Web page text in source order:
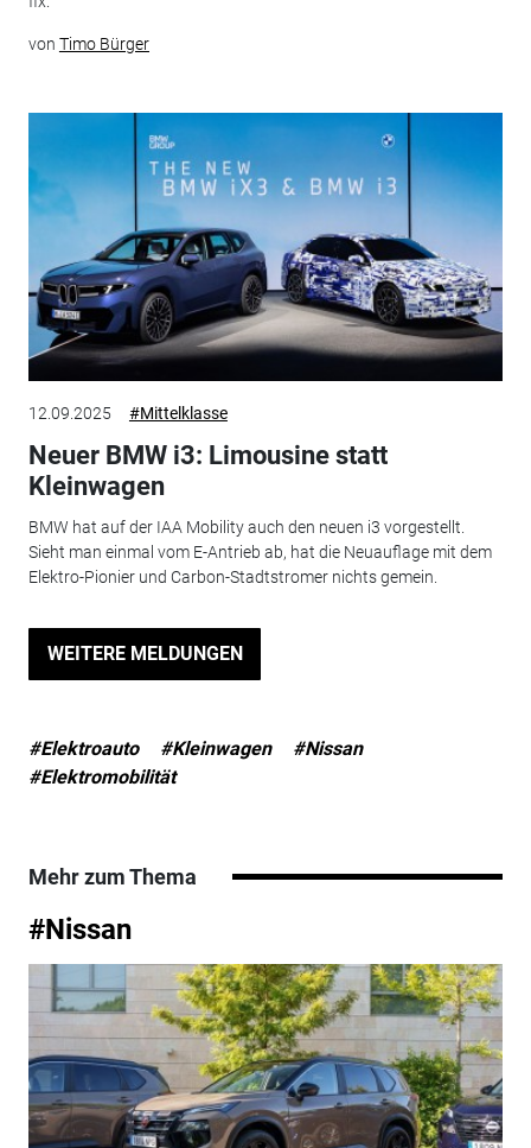
von Timo Bürger
12.09.2025 #Mittelklasse
Neuer BMW i3: Limousine statt
Kleinwagen
BMW hat auf der IAA Mobility auch den neuen i3 vorgestellt.
Sieht man einmal vom E-Antrieb ab, hat die Neuauflage mit dem
Elektro-Pionier und Carbon-Stadtstromer nichts gemein.
WEITERE MELDUNGEN
#Elektroauto #Kleinwagen
#Nissan
#Elektromobilität
Mehr zum Thema
#Nissan